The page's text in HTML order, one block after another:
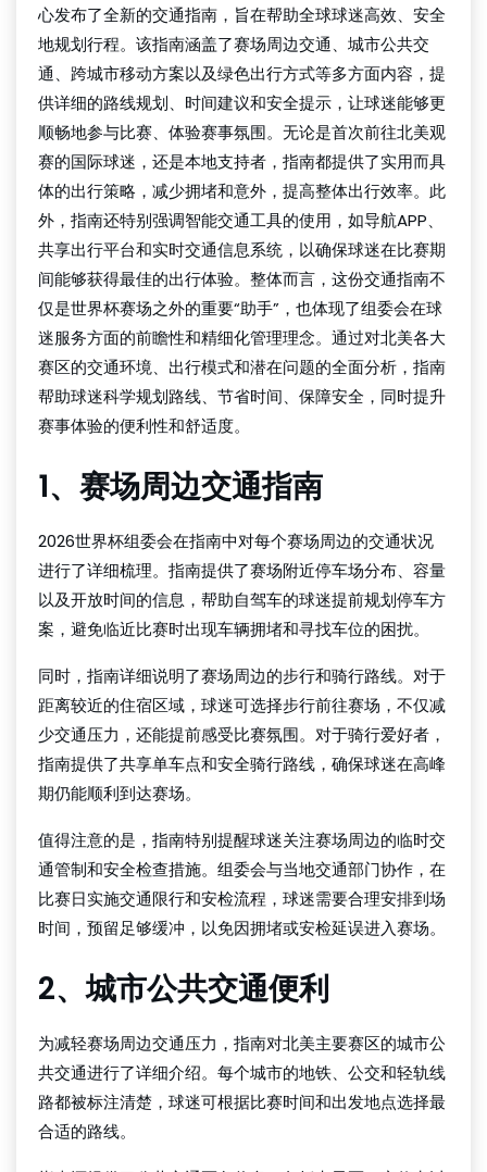
心发布了全新的交通指南，旨在帮助全球球迷高效、安全
地规划行程。该指南涵盖了赛场周边交通、城市公共交
通、跨城市移动方案以及绿色出行方式等多方面内容，提
供详细的路线规划、时间建议和安全提示，让球迷能够更
顺畅地参与比赛、体验赛事氛围。无论是首次前往北美观
赛的国际球迷，还是本地支持者，指南都提供了实用而具
体的出行策略，减少拥堵和意外，提高整体出行效率。此
外，指南还特别强调智能交通工具的使用，如导航APP、
共享出行平台和实时交通信息系统，以确保球迷在比赛期
间能够获得最佳的出行体验。整体而言，这份交通指南不
仅是世界杯赛场之外的重要“助手”，也体现了组委会在球
迷服务方面的前瞻性和精细化管理理念。通过对北美各大
赛区的交通环境、出行模式和潜在问题的全面分析，指南
帮助球迷科学规划路线、节省时间、保障安全，同时提升
赛事体验的便利性和舒适度。
1、赛场周边交通指南
2026世界杯组委会在指南中对每个赛场周边的交通状况
进行了详细梳理。指南提供了赛场附近停车场分布、容量
以及开放时间的信息，帮助自驾车的球迷提前规划停车方
案，避免临近比赛时出现车辆拥堵和寻找车位的困扰。
同时，指南详细说明了赛场周边的步行和骑行路线。对于
距离较近的住宿区域，球迷可选择步行前往赛场，不仅减
少交通压力，还能提前感受比赛氛围。对于骑行爱好者，
指南提供了共享单车点和安全骑行路线，确保球迷在高峰
期仍能顺利到达赛场。
值得注意的是，指南特别提醒球迷关注赛场周边的临时交
通管制和安全检查措施。组委会与当地交通部门协作，在
比赛日实施交通限行和安检流程，球迷需要合理安排到场
时间，预留足够缓冲，以免因拥堵或安检延误进入赛场。
2、城市公共交通便利
为减轻赛场周边交通压力，指南对北美主要赛区的城市公
共交通进行了详细介绍。每个城市的地铁、公交和轻轨线
路都被标注清楚，球迷可根据比赛时间和出发地点选择最
合适的路线。